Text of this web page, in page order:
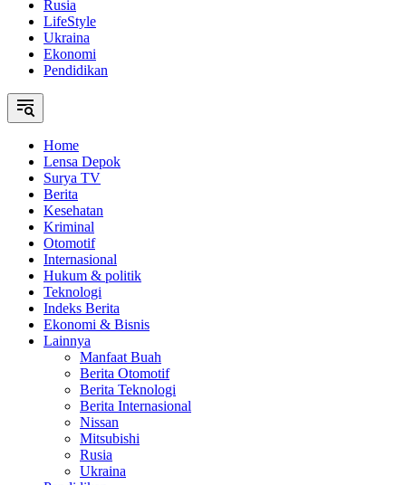
Rusia
LifeStyle
Ukraina
Ekonomi
Pendidikan
Home
Lensa Depok
Surya TV
Berita
Kesehatan
Kriminal
Otomotif
Internasional
Hukum & politik
Teknologi
Indeks Berita
Ekonomi & Bisnis
Lainnya
Manfaat Buah
Berita Otomotif
Berita Teknologi
Berita Internasional
Nissan
Mitsubishi
Rusia
Ukraina